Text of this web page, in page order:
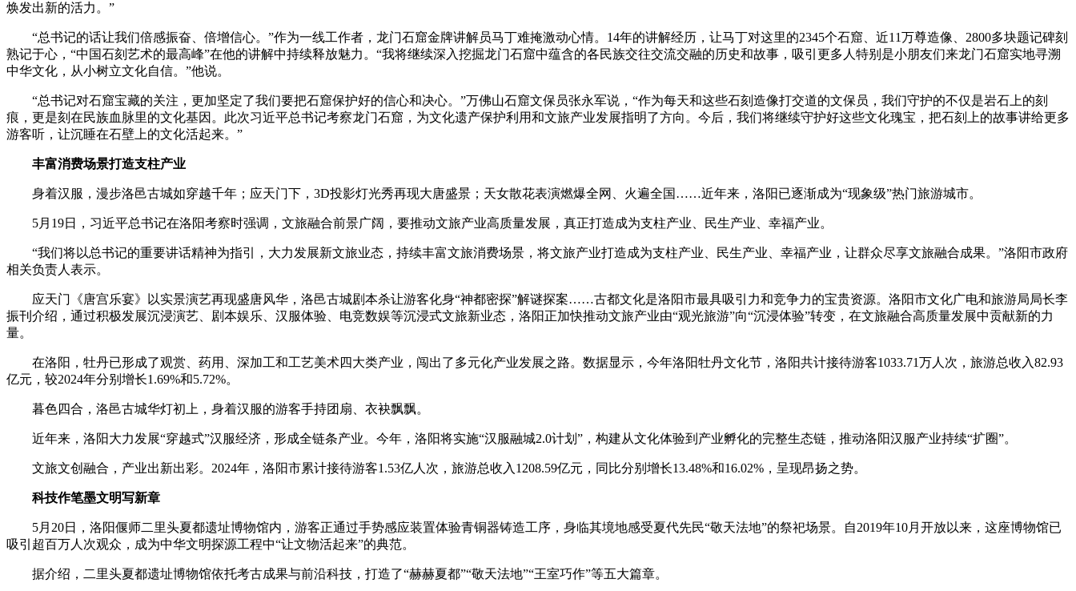
焕发出新的活力。”
“总书记的话让我们倍感振奋、倍增信心。”作为一线工作者，龙门石窟金牌讲解员马丁难掩激动心情。14年的讲解经历，让马丁对这里的2345个石窟、近11万尊造像、2800多块题记碑刻
熟记于心，“中国石刻艺术的最高峰”在他的讲解中持续释放魅力。“我将继续深入挖掘龙门石窟中蕴含的各民族交往交流交融的历史和故事，吸引更多人特别是小朋友们来龙门石窟实地寻溯
中华文化，从小树立文化自信。”他说。
“总书记对石窟宝藏的关注，更加坚定了我们要把石窟保护好的信心和决心。”万佛山石窟文保员张永军说，“作为每天和这些石刻造像打交道的文保员，我们守护的不仅是岩石上的刻
痕，更是刻在民族血脉里的文化基因。此次习近平总书记考察龙门石窟，为文化遗产保护利用和文旅产业发展指明了方向。今后，我们将继续守护好这些文化瑰宝，把石刻上的故事讲给更多
游客听，让沉睡在石壁上的文化活起来。”
丰富消费场景打造支柱产业
身着汉服，漫步洛邑古城如穿越千年；应天门下，3D投影灯光秀再现大唐盛景；天女散花表演燃爆全网、火遍全国……近年来，洛阳已逐渐成为“现象级”热门旅游城市。
5月19日，习近平总书记在洛阳考察时强调，文旅融合前景广阔，要推动文旅产业高质量发展，真正打造成为支柱产业、民生产业、幸福产业。
“我们将以总书记的重要讲话精神为指引，大力发展新文旅业态，持续丰富文旅消费场景，将文旅产业打造成为支柱产业、民生产业、幸福产业，让群众尽享文旅融合成果。”洛阳市政府
相关负责人表示。
应天门《唐宫乐宴》以实景演艺再现盛唐风华，洛邑古城剧本杀让游客化身“神都密探”解谜探案……古都文化是洛阳市最具吸引力和竞争力的宝贵资源。洛阳市文化广电和旅游局局长李
振刊介绍，通过积极发展沉浸演艺、剧本娱乐、汉服体验、电竞数娱等沉浸式文旅新业态，洛阳正加快推动文旅产业由“观光旅游”向“沉浸体验”转变，在文旅融合高质量发展中贡献新的力
量。
在洛阳，牡丹已形成了观赏、药用、深加工和工艺美术四大类产业，闯出了多元化产业发展之路。数据显示，今年洛阳牡丹文化节，洛阳共计接待游客1033.71万人次，旅游总收入82.93
亿元，较2024年分别增长1.69%和5.72%。
暮色四合，洛邑古城华灯初上，身着汉服的游客手持团扇、衣袂飘飘。
近年来，洛阳大力发展“穿越式”汉服经济，形成全链条产业。今年，洛阳将实施“汉服融城2.0计划”，构建从文化体验到产业孵化的完整生态链，推动洛阳汉服产业持续“扩圈”。
文旅文创融合，产业出新出彩。2024年，洛阳市累计接待游客1.53亿人次，旅游总收入1208.59亿元，同比分别增长13.48%和16.02%，呈现昂扬之势。
科技作笔墨文明写新章
5月20日，洛阳偃师二里头夏都遗址博物馆内，游客正通过手势感应装置体验青铜器铸造工序，身临其境地感受夏代先民“敬天法地”的祭祀场景。自2019年10月开放以来，这座博物馆已
吸引超百万人次观众，成为中华文明探源工程中“让文物活起来”的典范。
据介绍，二里头夏都遗址博物馆依托考古成果与前沿科技，打造了“赫赫夏都”“敬天法地”“王室巧作”等五大篇章。